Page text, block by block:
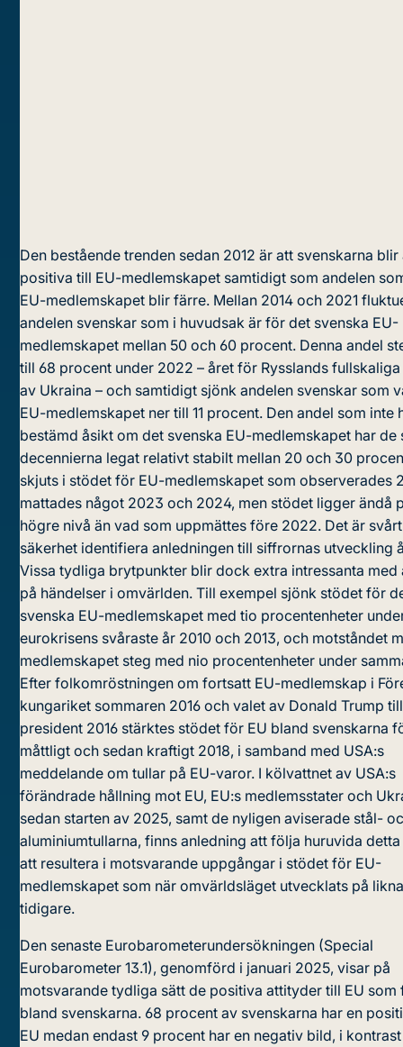
Den bestående trenden sedan 2012 är att svenskarna
positiva till EU-medlemskapet samtidigt som andelen
EU-medlemskapet blir färre. Mellan 2014 och 2021
andelen svenskar som i huvudsak är för det svenska EU-
medlemskapet mellan 50 och 60 procent. Denna andel
till 68 procent under 2022 – året för Rysslands
av Ukraina – och samtidigt sjönk andelen svenskar som
EU-medlemskapet ner till 11 procent. Den andel som inte
bestämd åsikt om det svenska EU-medlemskapet har de
decennierna legat relativt stabilt mellan 20 och 30
skjuts i stödet för EU-medlemskapet som observerades
mattades något 2023 och 2024, men stödet ligger ändå
högre nivå än vad som uppmättes före 2022. Det är
säkerhet identifiera anledningen till siffrornas utveckling
Vissa tydliga brytpunkter blir dock extra intressanta med
på händelser i omvärlden. Till exempel sjönk stödet för
svenska EU-medlemskapet med tio procentenheter
eurokrisens svåraste år 2010 och 2013, och motståndet
medlemskapet steg med nio procentenheter under
Efter folkomröstningen om fortsatt EU-medlemskap i
kungariket sommaren 2016 och valet av Donald Trump
president 2016 stärktes stödet för EU bland svenskarna
måttligt och sedan kraftigt 2018, i samband med USA:s
meddelande om tullar på EU-varor. I kölvattnet av USA:s
förändrade hållning mot EU, EU:s medlemsstater och
sedan starten av 2025, samt de nyligen aviserade stål-
aluminiumtullarna, finns anledning att följa huruvida
att resultera i motsvarande uppgångar i stödet för EU-
medlemskapet som när omvärldsläget utvecklats på
tidigare.
Den senaste Eurobarometerundersökningen (Special
Eurobarometer 13.1), genomförd i januari 2025, visar på
motsvarande tydliga sätt de positiva attityder till EU som
bland svenskarna. 68 procent av svenskarna har en
EU medan endast 9 procent har en negativ bild, i